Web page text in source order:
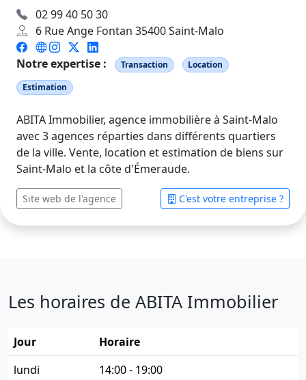
02 99 40 50 30
6 Rue Ange Fontan 35400 Saint-Malo
Notre expertise : Transaction
Location
Estimation
ABITA Immobilier, agence immobilière à Saint-Malo
avec 3 agences réparties dans différents quartiers
de la ville. Vente, location et estimation de biens sur
Saint-Malo et la côte d'Émeraude.
Site web de l'agence C'est votre entreprise ?
Les horaires de ABITA Immobilier
Jour
Horaire
lundi
14:00 - 19:00